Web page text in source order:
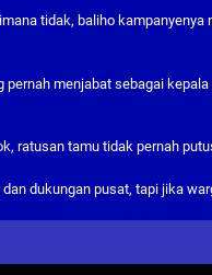
tidak, baliho
menjabat sebagai
ratusan tamu tidak pernah
dukungan pusat, tapi jika